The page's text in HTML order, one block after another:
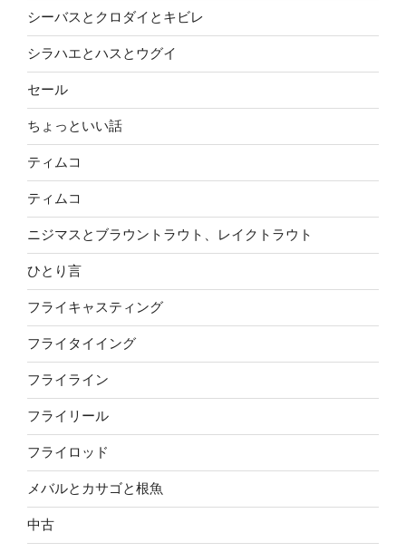
シーバスとクロダイとキビレ
シラハエとハスとウグイ
セール
ちょっといい話
ティムコ
ティムコ
ニジマスとブラウントラウト、レイクトラウト
ひとり言
フライキャスティング
フライタイイング
フライライン
フライリール
フライロッド
メバルとカサゴと根魚
中古